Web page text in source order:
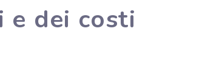
e dei costi